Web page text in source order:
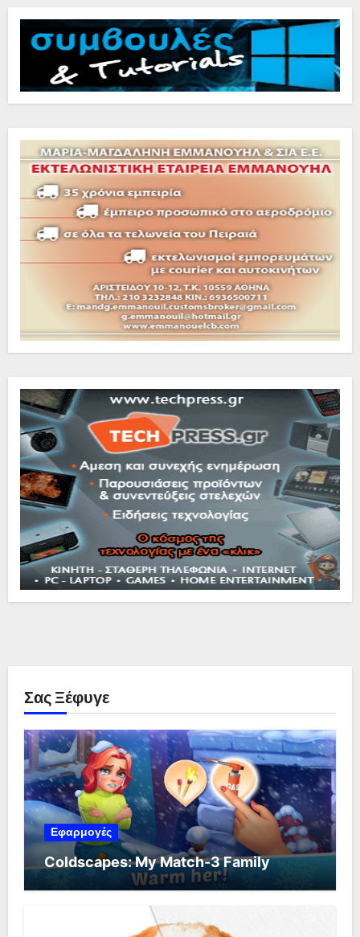
Σας Ξέφυγε
Εφαρμογές
Coldscapes: My Match-3 Family